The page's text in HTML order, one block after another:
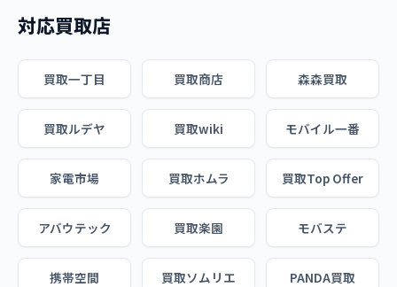
対応買取店
買取一丁目 買取商店 森森買取
買取ルデヤ 買取wiki モバイル一番
家電市場 買取ホムラ 買取Top Offer
アバウテック 買取楽園 モバステ
携帯空間 買取ソムリエ PANDA買取